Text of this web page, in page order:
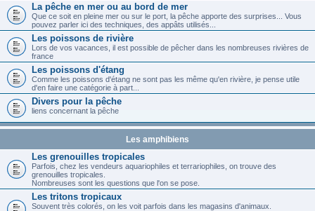
La pêche en mer ou au bord de mer
Que ce soit en pleine mer ou sur le port, la pêche apporte des surprises... Vous
pouvez parler ici des techniques, des appâts utilisés...
Les poissons de rivière
Lors de vos vacances, il est possible de pêcher dans les nombreuses rivières de
france
Les poissons d'étang
Comme les poissons d'étang ne sont pas les même qu'en rivière, je pense utile
d'en faire une catégorie à part...
Divers pour la pêche
liens concernant la pêche
Les amphibiens
Les grenouilles tropicales
Parfois, chez les vendeurs aquariophiles et terrariophiles, on trouve des
grenouilles tropicales.
Nombreuses sont les questions que l'on se pose.
Les tritons tropicaux
Souvent très colorés, on les voit parfois dans les magasins d'animaux.